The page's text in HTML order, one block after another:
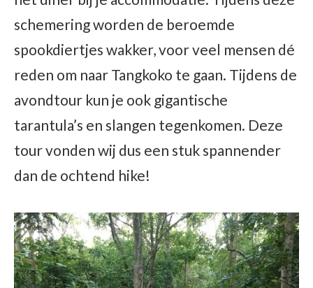
schemering worden de beroemde
spookdiertjes wakker, voor veel mensen dé
reden om naar Tangkoko te gaan. Tijdens de
avondtour kun je ook gigantische
tarantula’s en slangen tegenkomen. Deze
tour vonden wij dus een stuk spannender
dan de ochtend hike!